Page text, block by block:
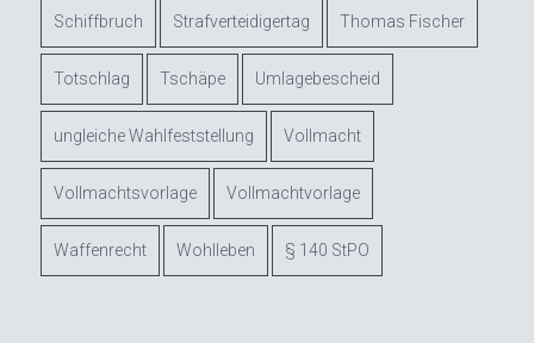
Schiffbruch Strafverteidigertag Thomas Fischer
Totschlag Tschäpe Umlagebescheid
ungleiche Wahlfeststellung Vollmacht
Vollmachtsvorlage Vollmachtvorlage
Waffenrecht Wohlleben § 140 StPO